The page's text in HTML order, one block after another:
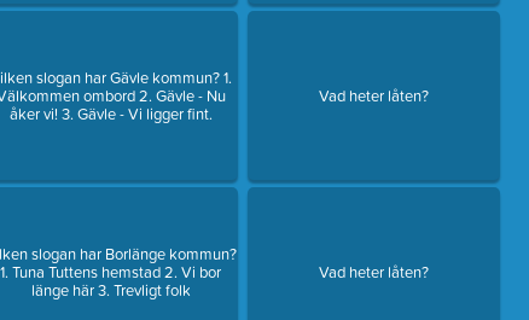
slogan har Gävle kommun? 1.
ombord 2. Gävle - Nu
åker vi! 3. Gävle - Vi ligger fint.
slogan har Borlänge kommun?
1. Tuna Tuttens hemstad 2. Vi bor
länge här 3. Trevligt folk
Vad heter låten?
Vad heter låten?